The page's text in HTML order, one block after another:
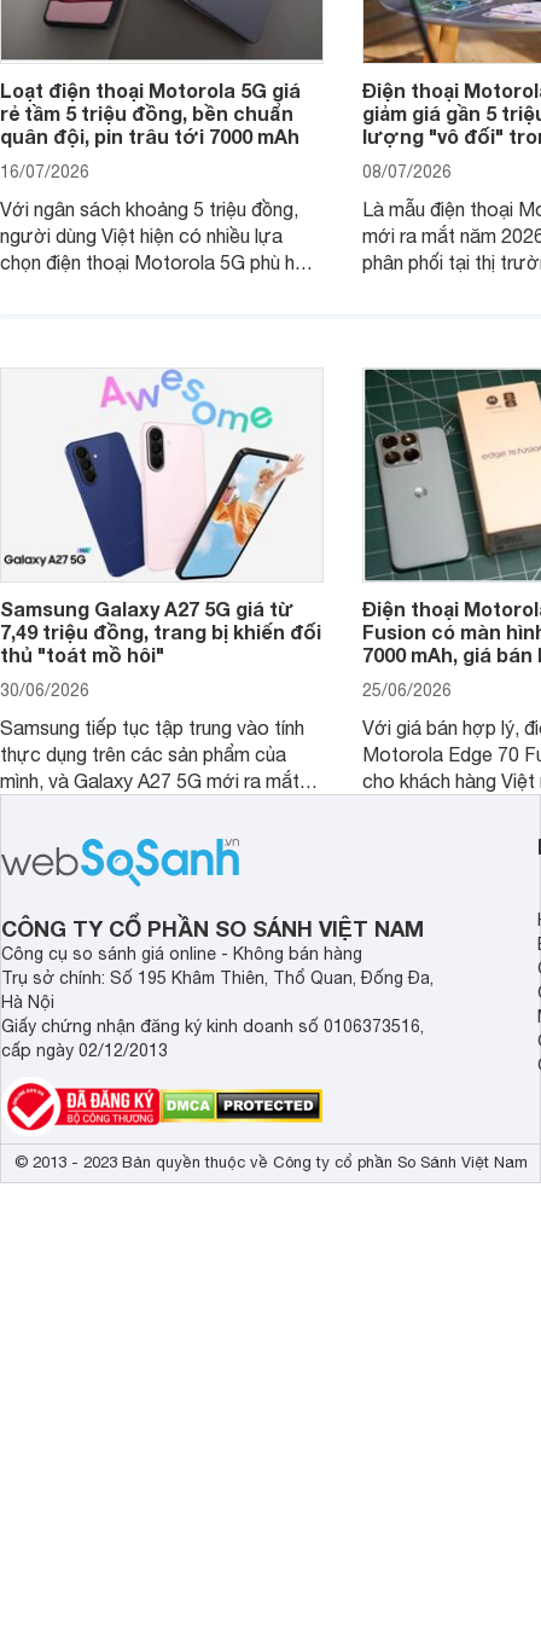
Loạt điện thoại Motorola 5G giá
rẻ tầm 5 triệu đồng, bền chuẩn
quân đội, pin trâu tới 7000 mAh
16/07/2026
Với ngân sách khoảng 5 triệu đồng,
người dùng Việt hiện có nhiều lựa
chọn điện thoại Motorola 5G phù hợp
Điện thoại
giảm giá gần 5
lượng "vô đối"
08/07/2026
Là mẫu điện thoại
mới ra mắt năm
phân phối tại thị
trình giảm giá hấp
thêm một lựa chọn
người dùng Việt.
Samsung Galaxy A27 5G giá từ
7,49 triệu đồng, trang bị khiến đối
thủ "toát mồ hôi"
30/06/2026
Samsung tiếp tục tập trung vào tính
thực dụng trên các sản phẩm của
mình, và Galaxy A27 5G mới ra mắt
lượng với nhiều trang bị ấn tượng và
độ bền bỉ cho nhu cầu sử dụng lâu
dài.
Điện thoại
Fusion có màn
7000 mAh, giá
25/06/2026
Với giá bán hợp lý,
Motorola Edge 70
cho khách hàng Việt
CÔNG TY CỔ PHẦN SO SÁNH VIỆT NAM
Công cụ so sánh giá online - Không bán hàng
Trụ sở chính: Số 195 Khâm Thiên, Thổ Quan, Đống Đa,
Hà Nội
Giấy chứng nhận đăng ký kinh doanh số 0106373516,
cấp ngày 02/12/2013
© 2013 - 2023 Bản quyền thuộc về Công ty cổ phần So Sánh Việt Nam